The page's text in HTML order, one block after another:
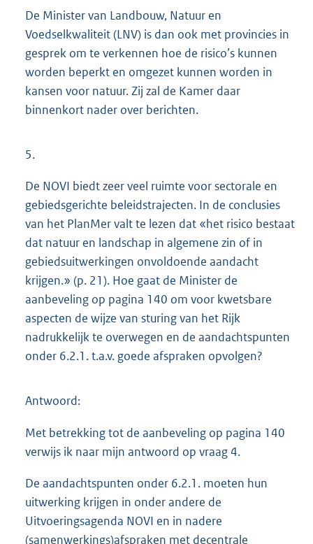
De Minister van Landbouw, Natuur en
Voedselkwaliteit (LNV) is dan ook met provincies in
gesprek om te verkennen hoe de risico’s kunnen
worden beperkt en omgezet kunnen worden in
kansen voor natuur. Zij zal de Kamer daar
binnenkort nader over berichten.
5.
De NOVI biedt zeer veel ruimte voor sectorale en
gebiedsgerichte beleidstrajecten. In de conclusies
van het PlanMer valt te lezen dat «het risico bestaat
dat natuur en landschap in algemene zin of in
gebiedsuitwerkingen onvoldoende aandacht
krijgen.» (p. 21). Hoe gaat de Minister de
aanbeveling op pagina 140 om voor kwetsbare
aspecten de wijze van sturing van het Rijk
nadrukkelijk te overwegen en de aandachtspunten
onder 6.2.1. t.a.v. goede afspraken opvolgen?
Antwoord:
Met betrekking tot de aanbeveling op pagina 140
verwijs ik naar mijn antwoord op vraag 4.
De aandachtspunten onder 6.2.1. moeten hun
uitwerking krijgen in onder andere de
Uitvoeringsagenda NOVI en in nadere
(samenwerkings)afspraken met decentrale